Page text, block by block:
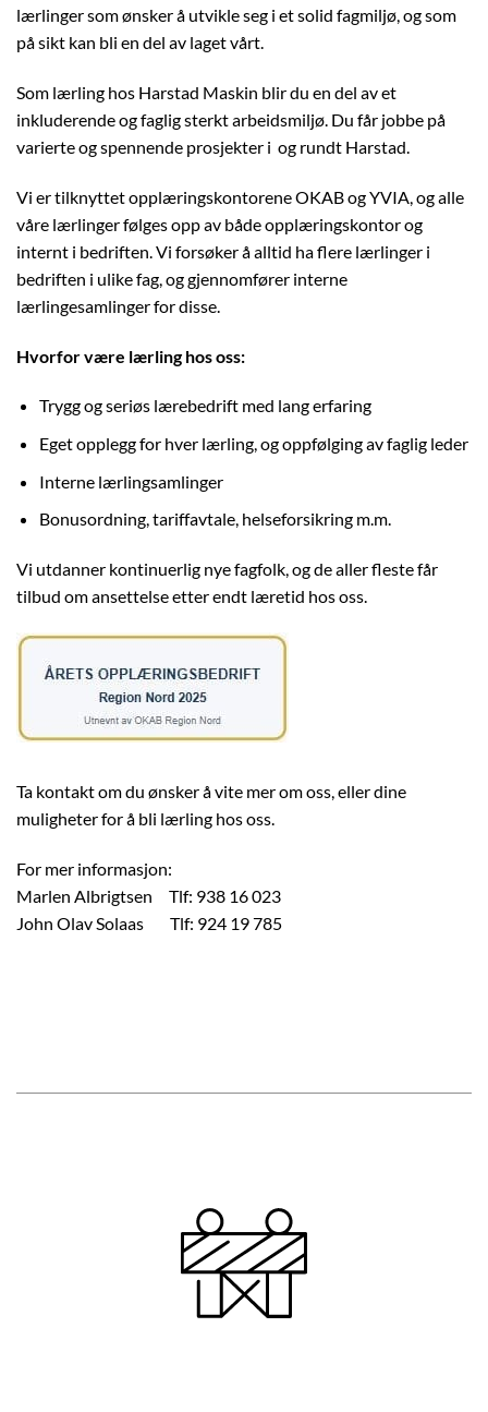
lærlinger som ønsker å utvikle seg i et solid fagmiljø, og som
på sikt kan bli en del av laget vårt.
Som lærling hos Harstad Maskin blir du en del av et
inkluderende og faglig sterkt arbeidsmiljø. Du får jobbe på
varierte og spennende prosjekter i og rundt Harstad.
Vi er tilknyttet opplæringskontorene OKAB og YVIA, og alle
våre lærlinger følges opp av både opplæringskontor og
internt i bedriften. Vi forsøker å alltid ha flere lærlinger i
bedriften i ulike fag, og gjennomfører interne
lærlingesamlinger for disse.
Hvorfor være lærling hos oss:
Trygg og seriøs lærebedrift med lang erfaring
Eget opplegg for hver lærling, og oppfølging av faglig leder
Interne lærlingsamlinger
Bonusordning, tariffavtale, helseforsikring m.m.
Vi utdanner kontinuerlig nye fagfolk, og de aller fleste får
tilbud om ansettelse etter endt læretid hos oss.
Ta kontakt om du ønsker å vite mer om oss, eller dine
muligheter for å bli lærling hos oss.
For mer informasjon:
Marlen Albrigtsen Tlf: 938 16 023
John Olav Solaas Tlf: 924 19 785